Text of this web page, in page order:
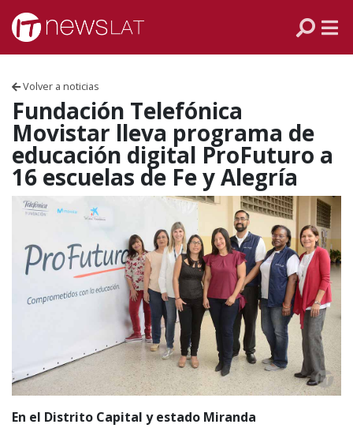
Skip to content
Volver a noticias
Fundación Telefónica
Movistar lleva programa de
educación digital ProFuturo a
16 escuelas de Fe y Alegría
En el Distrito Capital y estado Miranda
VENEZUELA
ECUADOR
PERÚ
CHILE
ARGENTINA
MÉXICO